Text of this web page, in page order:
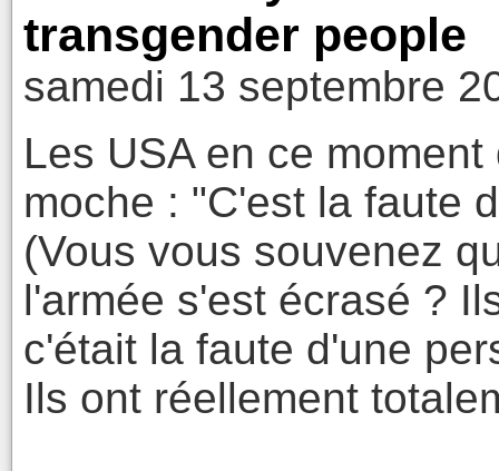
transgender people
samedi 13 septembre
Les USA en ce
moche : "C'est la faute
(Vous vous souvenez
l'armée s'est écrasé ?
c'était la faute d'une
Ils ont réellement